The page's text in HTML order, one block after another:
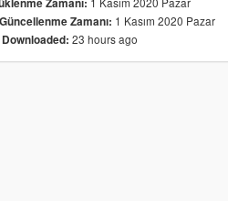
Zamanı:
Zamanı: 1 Kasım 2020 Pazar
23 hours ago